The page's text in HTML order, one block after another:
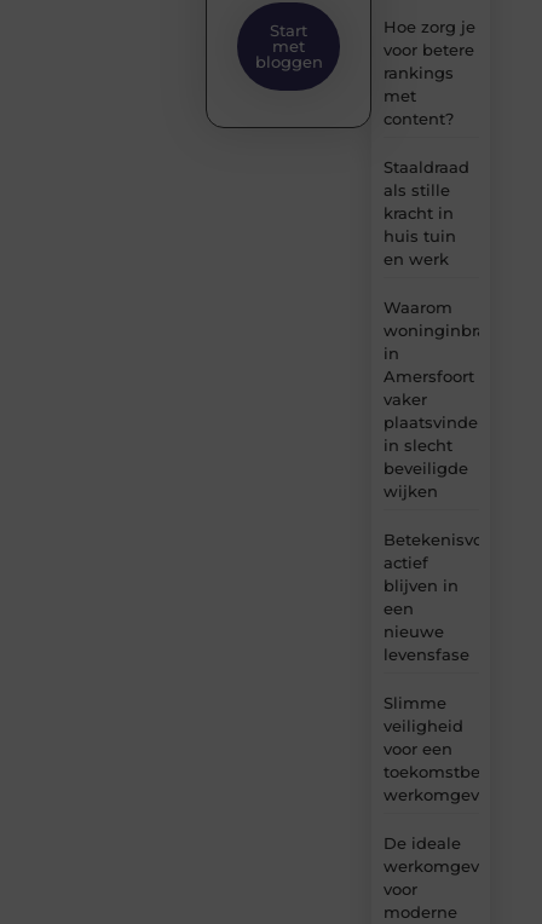
Hoe zorg je
voor betere
rankings
met
content?
Staaldraad
als stille
kracht in
huis tuin
en werk
Waarom
woninginbraken
in
Amersfoort
vaker
plaatsvinden
in slecht
beveiligde
wijken
Betekenisvol
actief
blijven in
een
nieuwe
levensfase
Slimme
veiligheid
voor een
werkomgeving
De ideale
werkomgeving
voor
moderne
Start
met
bloggen